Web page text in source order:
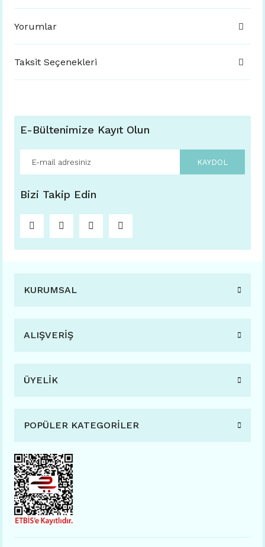
Yorumlar
Taksit Seçenekleri
E-Bültenimize Kayıt Olun
KAYDOL
Bizi Takip Edin
KURUMSAL
ALIŞVERİŞ
ÜYELİK
POPÜLER KATEGORİLER